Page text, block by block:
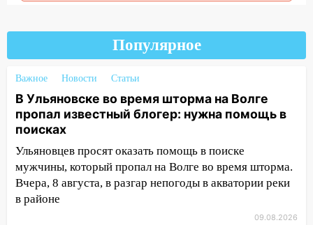
знаков зодиака на неделю с 10 по 16
августа
13:00
На проспекте Тюленева в
Ульяновске образовалось «море»
12:57 В Ульяновской области ожидается
крупный град
12:11 Где есть бензин в Ульяновске 9
августа: список АЗС
11:55
Популярное
Важное Новости Статьи
В Ульяновске во время шторма на Волге
пропал известный блогер: нужна помощь в
поисках
Ульяновцев просят оказать помощь в поиске
мужчины, который пропал на Волге во время шторма.
Вчера, 8 августа, в разгар непогоды в акватории реки
в районе
09.08.2026